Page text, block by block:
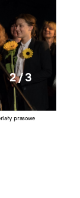
prasowe
2 / 3